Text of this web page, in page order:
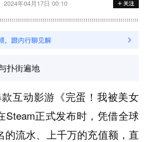
2024年04月17日 00:10
扑街遍地
互动影游《完蛋！我被美女
Steam正式发布时，凭借全球
的流水、上千万的充值额，直